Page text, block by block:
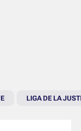
LIGA DE LA